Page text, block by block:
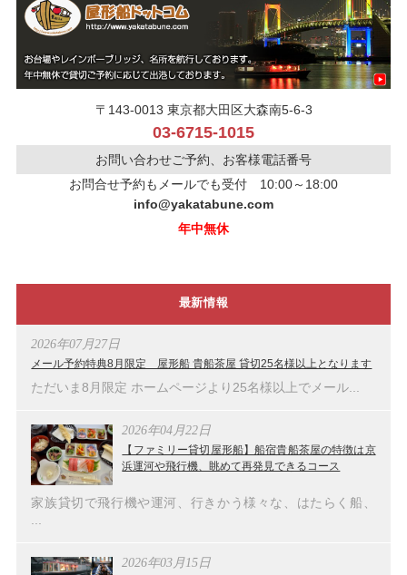
〒143-0013 東京都大田区大森南5-6-3
03-6715-1015
お問い合わせご予約、お客様電話番号
お問合せ予約もメールでも受付 10:00～18:00
info@yakatabune.com
年中無休
最新情報
2026年07月27日
メール予約特典8月限定 屋形船 貴船茶屋 貸切25名様以上となります
ただいま8月限定 ホームページより25名様以上でメール...
2026年04月22日
【ファミリー貸切屋形船】船宿貴船茶屋の特徴は京
浜運河や飛行機、眺めて再発見できるコース
家族貸切で飛行機や運河、行きかう様々な、はたらく船、
2026年03月15日